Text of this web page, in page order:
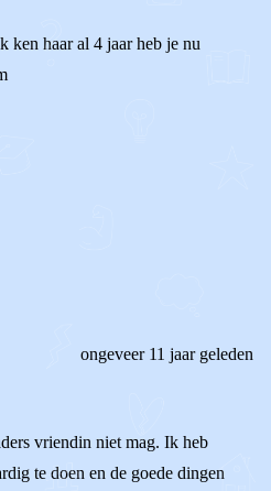
ken haar al 4 jaar heb je nu
ongeveer 11 jaar geleden
vriendin niet mag. Ik heb
te doen en de goede dingen